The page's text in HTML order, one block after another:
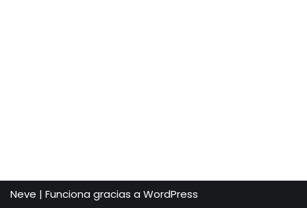
Neve | Funciona gracias a WordPress